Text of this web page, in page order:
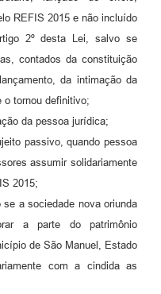
REFIS 2015 e não incluído
2º desta Lei, salvo se
contados da constituição
da intimação da
o tornou definitivo;
da pessoa jurídica;
passivo, quando pessoa
assumir solidariamente
2015;
a sociedade nova oriunda
a parte do patrimônio
de São Manuel, Estado
com a cindida as